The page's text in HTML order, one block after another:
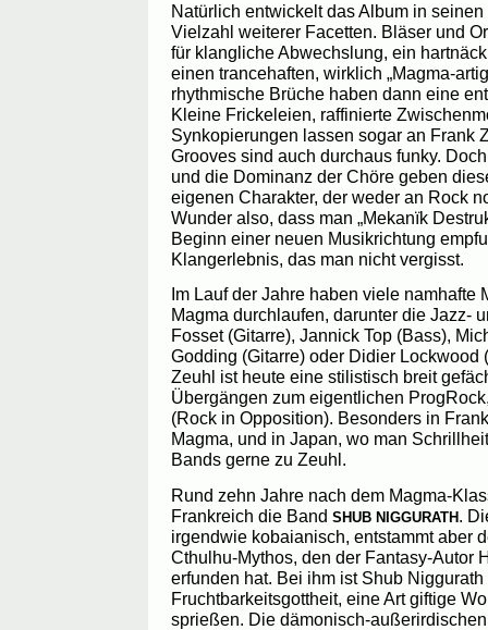
Natürlich entwickelt das Album in
Vielzahl weiterer Facetten. Bläser und
für klangliche Abwechslung, ein
einen trancehaften, wirklich „Magma-
rhythmische Brüche haben dann eine
Kleine Frickeleien, raffinierte
Synkopierungen lassen sogar an Frank
Grooves sind auch durchaus funky.
und die Dominanz der Chöre geben
eigenen Charakter, der weder an Rock
Wunder also, dass man „Mekanïk
Beginn einer neuen Musikrichtung
Klangerlebnis, das man nicht vergisst.
Im Lauf der Jahre haben viele namhafte
Magma durchlaufen, darunter die Jazz-
Fosset (Gitarre), Jannick Top (Bass),
Godding (Gitarre) oder Didier
Zeuhl ist heute eine stilistisch breit
Übergängen zum eigentlichen
(Rock in Opposition). Besonders in
Magma, und in Japan, wo man
Bands gerne zu Zeuhl.
Rund zehn Jahre nach dem Magma-
Frankreich die Band SHUB NIGGURATH.
irgendwie kobaianisch, entstammt aber
Cthulhu-Mythos, den der Fantasy-Autor
erfunden hat. Bei ihm ist Shub
Fruchtbarkeitsgottheit, eine Art giftige
sprießen. Die dämonisch-